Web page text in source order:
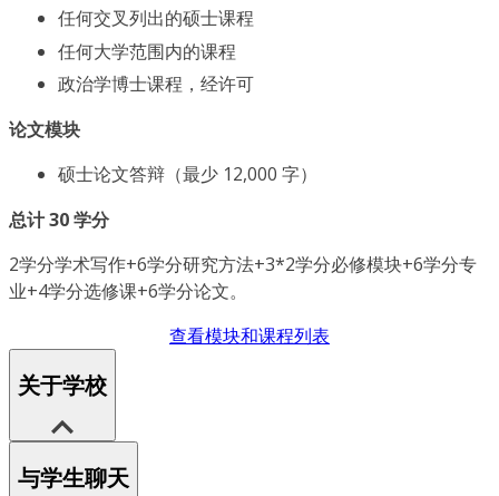
任何交叉列出的硕士课程
任何大学范围内的课程
政治学博士课程，经许可
论文模块
硕士论文答辩（最少 12,000 字）
总计 30 学分
2学分学术写作+6学分研究方法+3*2学分必修模块+6学分专
业+4学分选修课+6学分论文。
查看模块和课程列表
关于学校
与学生聊天